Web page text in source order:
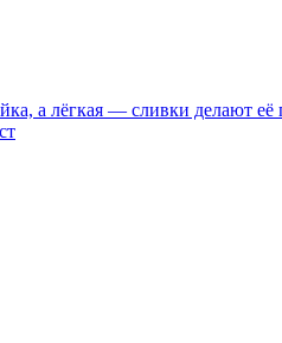
а лёгкая — сливки